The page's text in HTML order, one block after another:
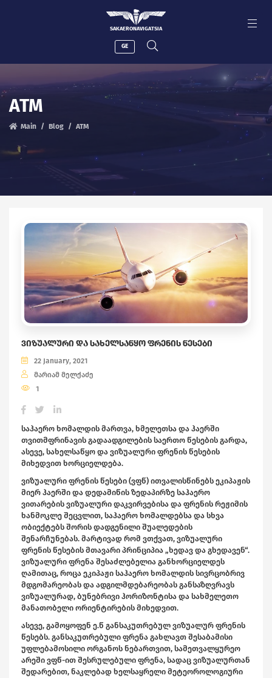
SAKAERONAVIGATSIA
GE
ATM
Main Blog ATM
ᲕᲘᲖᲣᲐᲚᲣᲠᲘ ᲓᲐ ᲡᲐᲮᲔᲚᲡᲐᲬᲧᲝ ᲤᲠᲔᲜᲘᲡ ᲬᲔᲡᲔᲑᲘ
22 January, 2021
მარიამ მელქაძე
1
საჰაერო ხომალდის მართვა, ხმელეთსა და ჰაერში
თვითმფრინავის გადაადგილების საერთო წესების გარდა,
ასევე, სახელსაწყო და ვიზუალური ფრენის წესების
მიხედვით ხორციელდება.
ვიზუალური ფრენის წესები (ვფწ) ითვალისწინებს ეკიპაჟის
მიერ ჰაერში და დედამიწის ზედაპირზე საჰაერო
ვითარების ვიზუალური დაკვირვებისა და ფრენის რეჟიმის
ხანმოკლე შეცვლით, საჰაერო ხომალდებსა და სხვა
ობიექტებს შორის დადგენილი შუალედების
შენარჩუნებას. მარტივად რომ ვთქვათ, ვიზუალური
ფრენის წესების მთავარი პრინციპია „ხედავ და გხედავენ“.
ვიზუალური ფრენა შესაძლებელია განხორციელდეს
ღამითაც, როცა ეკიპაჟი საჰაერო ხომალდის სივრცობრივ
მდგომარეობას და ადგილმდებარეობას განსაზღვრავს
ვიზუალურად, ბუნებრივი ჰორიზონტისა და სახმელეთო
მანათობელი ორიენტირების მიხედვით.
ასევე, გამოყოფენ ე.წ განსაკუთრებულ ვიზუალურ ფრენის
წესებს. განსაკუთრებული ფრენა გახლავთ შესაბამისი
უფლებამოსილი ორგანოს ნებართვით, სამეთვალყურეო
არეში ვფწ-ით შესრულებული ფრენა, სადაც ვიზუალურთან
შედარებით, ნაკლებად ხელსაყრელი მეტეოროლოგიური